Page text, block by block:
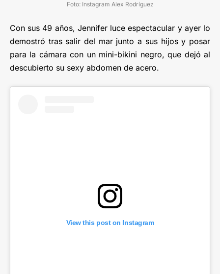
Foto: Instagram Alex Rodríguez
Con sus 49 años, Jennifer luce espectacular y ayer lo
demostró tras salir del mar junto a sus hijos y posar
para la cámara con un mini-bikini negro, que dejó al
descubierto su sexy abdomen de acero.
View this post on Instagram